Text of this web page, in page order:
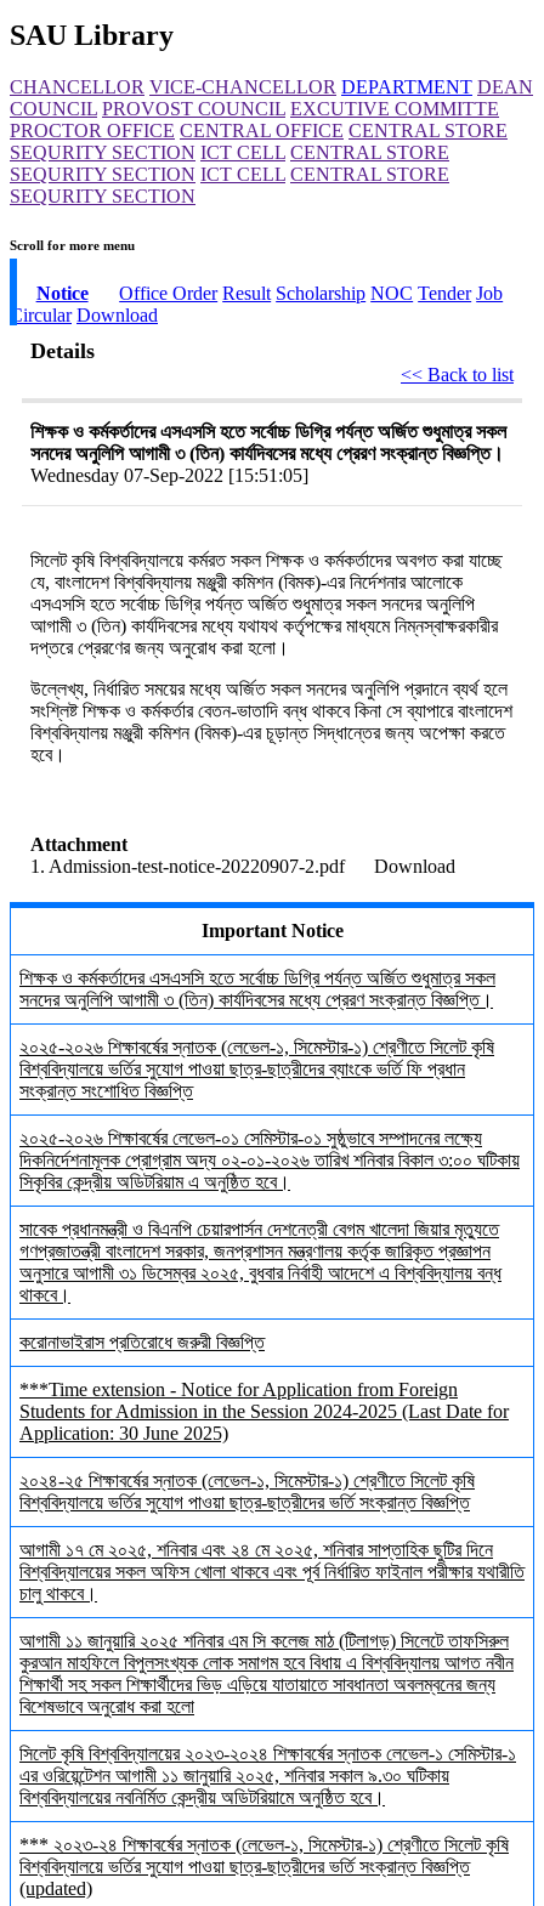
SAU Library
CHANCELLOR VICE-CHANCELLOR DEPARTMENT DEAN
COUNCIL PROVOST COUNCIL EXCUTIVE COMMITTE
PROCTOR OFFICE CENTRAL OFFICE CENTRAL STORE
SEQURITY SECTION ICT CELL CENTRAL STORE
SEQURITY SECTION ICT CELL CENTRAL STORE
SEQURITY SECTION
Scroll for more menu
Notice Office Order Result Scholarship NOC Tender Job
Circular Download
Details
<< Back to list
শিক্ষক ও কর্মকর্তাদের এসএসসি হতে সর্বোচ্চ ডিগ্রি পর্যন্ত অর্জিত শুধুমাত্র সকল
সনদের অনুলিপি আগামী ৩ (তিন) কার্যদিবসের মধ্যে প্রেরণ সংক্রান্ত বিজ্ঞপ্তি।
Wednesday 07-Sep-2022 [15:51:05]
সিলেট কৃষি বিশ্ববিদ্যালয়ে কর্মরত সকল শিক্ষক ও কর্মকর্তাদের অবগত করা যাচ্ছে
যে, বাংলাদেশ বিশ্ববিদ্যালয় মঞ্জুরী কমিশন (বিমক)-এর নির্দেশনার আলোকে
এসএসসি হতে সর্বোচ্চ ডিগ্রি পর্যন্ত অর্জিত শুধুমাত্র সকল সনদের অনুলিপি
আগামী ৩ (তিন) কার্যদিবসের মধ্যে যথাযথ কর্তৃপক্ষের মাধ্যমে নিম্নস্বাক্ষরকারীর
দপ্তরে প্রেরণের জন্য অনুরোধ করা হলো।
উল্লেখ্য, নির্ধারিত সময়ের মধ্যে অর্জিত সকল সনদের অনুলিপি প্রদানে ব্যর্থ হলে
সংশ্লিষ্ট শিক্ষক ও কর্মকর্তার বেতন-ভাতাদি বন্ধ থাকবে কিনা সে ব্যাপারে বাংলাদেশ
বিশ্ববিদ্যালয় মঞ্জুরী কমিশন (বিমক)-এর চূড়ান্ত সিদ্ধান্তের জন্য অপেক্ষা করতে
হবে।
Attachment
1. Admission-test-notice-20220907-2.pdf
Download
Important Notice
শিক্ষক ও কর্মকর্তাদের এসএসসি হতে সর্বোচ্চ ডিগ্রি পর্যন্ত অর্জিত শুধুমাত্র সকল
সনদের অনুলিপি আগামী ৩ (তিন) কার্যদিবসের মধ্যে প্রেরণ সংক্রান্ত বিজ্ঞপ্তি।
২০২৫-২০২৬ শিক্ষাবর্ষের স্নাতক (লেভেল-১, সিমেস্টার-১) শ্রেণীতে সিলেট কৃষি
বিশ্ববিদ্যালয়ে ভর্তির সুযোগ পাওয়া ছাত্র-ছাত্রীদের ব্যাংকে ভর্তি ফি প্রধান
সংক্রান্ত সংশোধিত বিজ্ঞপ্তি
২০২৫-২০২৬ শিক্ষাবর্ষের লেভেল-০১ সেমিস্টার-০১ সুষ্ঠুভাবে সম্পাদনের লক্ষ্যে
দিকনির্দেশনামূলক প্রোগ্রাম অদ্য ০২-০১-২০২৬ তারিখ শনিবার বিকাল ৩:০০ ঘটিকায়
সিকৃবির কেন্দ্রীয় অডিটরিয়াম এ অনুষ্ঠিত হবে।
সাবেক প্রধানমন্ত্রী ও বিএনপি চেয়ারপার্সন দেশনেত্রী বেগম খালেদা জিয়ার মৃত্যুতে
গণপ্রজাতন্ত্রী বাংলাদেশ সরকার, জনপ্রশাসন মন্ত্রণালয় কর্তৃক জারিকৃত প্রজ্ঞাপন
অনুসারে আগামী ৩১ ডিসেম্বর ২০২৫, বুধবার নির্বাহী আদেশে এ বিশ্ববিদ্যালয় বন্ধ
থাকবে।
করোনাভাইরাস প্রতিরোধে জরুরী বিজ্ঞপ্তি
***Time extension - Notice for Application from Foreign
Students for Admission in the Session 2024-2025 (Last Date for
Application: 30 June 2025)
২০২৪-২৫ শিক্ষাবর্ষের স্নাতক (লেভেল-১, সিমেস্টার-১) শ্রেণীতে সিলেট কৃষি
বিশ্ববিদ্যালয়ে ভর্তির সুযোগ পাওয়া ছাত্র-ছাত্রীদের ভর্তি সংক্রান্ত বিজ্ঞপ্তি
আগামী ১৭ মে ২০২৫, শনিবার এবং ২৪ মে ২০২৫, শনিবার সাপ্তাহিক ছুটির দিনে
বিশ্ববিদ্যালয়ের সকল অফিস খোলা থাকবে এবং পূর্ব নির্ধারিত ফাইনাল পরীক্ষার যথারীতি
চালু থাকবে।
আগামী ১১ জানুয়ারি ২০২৫ শনিবার এম সি কলেজ মাঠ (টিলাগড়) সিলেটে তাফসিরুল
কুরআন মাহফিলে বিপুলসংখ্যক লোক সমাগম হবে বিধায় এ বিশ্ববিদ্যালয় আগত নবীন
শিক্ষার্থী সহ সকল শিক্ষার্থীদের ভিড় এড়িয়ে যাতায়াতে সাবধানতা অবলম্বনের জন্য
বিশেষভাবে অনুরোধ করা হলো
সিলেট কৃষি বিশ্ববিদ্যালয়ের ২০২৩-২০২৪ শিক্ষাবর্ষের স্নাতক লেভেল-১ সেমিস্টার-১
এর ওরিয়েন্টেশন আগামী ১১ জানুয়ারি ২০২৫, শনিবার সকাল ৯.৩০ ঘটিকায়
বিশ্ববিদ্যালয়ের নবনির্মিত কেন্দ্রীয় অডিটরিয়ামে অনুষ্ঠিত হবে।
*** ২০২৩-২৪ শিক্ষাবর্ষের স্নাতক (লেভেল-১, সিমেস্টার-১) শ্রেণীতে সিলেট কৃষি
বিশ্ববিদ্যালয়ে ভর্তির সুযোগ পাওয়া ছাত্র-ছাত্রীদের ভর্তি সংক্রান্ত বিজ্ঞপ্তি
(updated)